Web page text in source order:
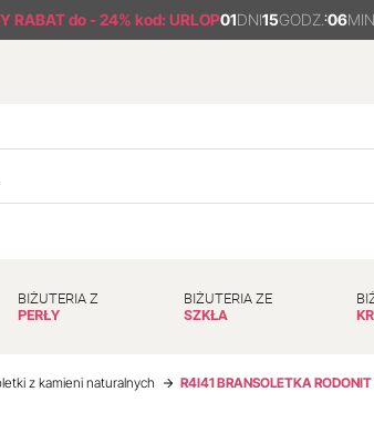
RABATdo - 24% kod: URLOP01DNI15GODZ. :06MIN.
BIŻUTERIA Z
PERŁY
BIŻUTERIA ZE
SZKŁA
z kamieni naturalnych R4I41 BRANSOLETKA